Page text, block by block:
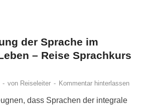
der Sprache im
– Reise Sprachkurs
- von Reiseleiter - Kommentar hinterlassen
dass Sprachen der integrale